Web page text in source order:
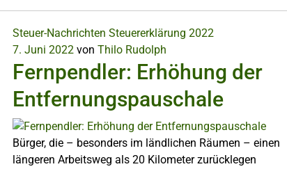
Steuer-Nachrichten Steuererklärung 2022
7. Juni 2022 von Thilo Rudolph
Fernpendler: Erhöhung der
Entfernungspauschale
Bürger, die – besonders im ländlichen Räumen – einen
längeren Arbeitsweg als 20 Kilometer zurücklegen